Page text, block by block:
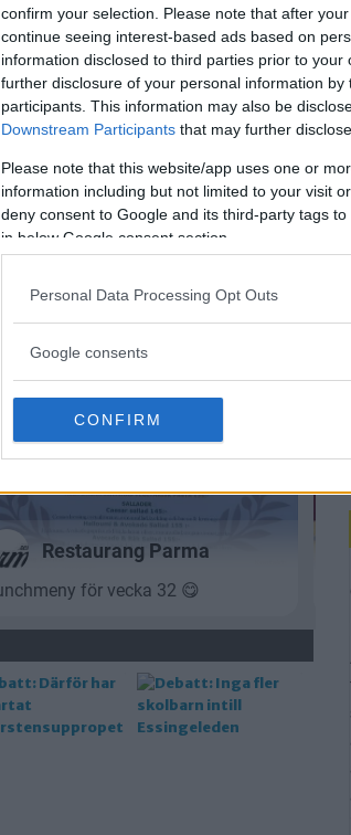
confirm your selection. Please note that after
continue seeing interest-based ads based on
information disclosed to third parties prior to
further disclosure of your personal information by
participants. This information may also be
Downstream Participants that may further
Please note that this website/app uses one or
information including but not limited to your visit
deny consent to Google and its third-party tags
in below Google consent section.
Personal Data Processing Opt Outs
Google consents
CONFIRM